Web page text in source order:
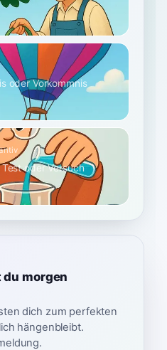
oder Vorkommnis
oder Versuch
morgen
dich zum perfekten
hängenbleibt.